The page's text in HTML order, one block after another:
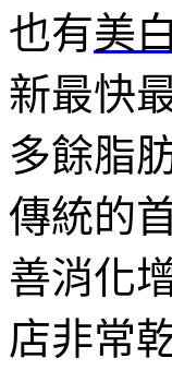
也有美
新最快
多餘脂
傳統的
善消化
店非常